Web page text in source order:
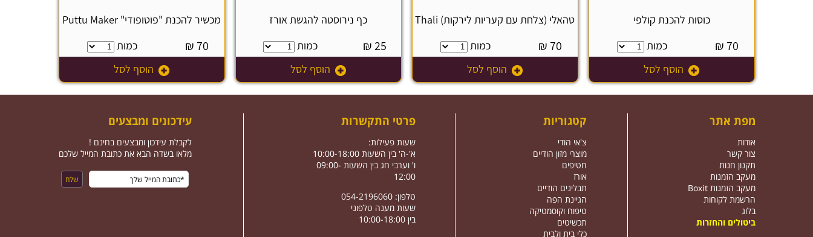
כוסות להכנת קולפי
70
₪
כמות
הוסף לסל
טהאלי (צלחת עם קעריות לירקות) Thali
70
₪
כמות
הוסף לסל
כף נירוסטה להגשת אורז
25
₪
כמות
הוסף לסל
מכשיר להכנת "פוטופודי" Puttu Maker
70
₪
כמות
הוסף לסל
מפת אתר
אודות
צור קשר
תקנון חנות
מעקב הזמנות
מעקב הזמנות Boxit
הרשמת לקוחות
בלוג
ביטולים והחזרות
קטגוריות
צ'אי הודי
מוצרי מזון הודיים
חטיפים
אורז
תבלינים הודיים
הגיינת הפה
טיפוח וקוסמטיקה
תכשיטים
כלי בית ולבית
פרטי התקשרות
שעות פעילות:
א'-ה' בין השעות 10:00-18:00
ו' וערבי חג בין השעות 09:00-
12:00
טלפון: 054-2196060
שעות מענה טלפוני
בין 10:00-18:00
עידכונים ומבצעים
לקבלת עידכון ומבצעים בחינם !
מלאו בשדה הבא את כתובת המייל שלכם